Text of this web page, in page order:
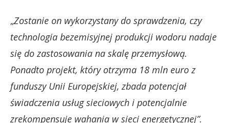
„Zostanie on wykorzystany do sprawdzenia, czy
technologia bezemisyjnej produkcji wodoru nadaje
się do zastosowania na skalę przemysłową.
Ponadto projekt, który otrzyma 18 mln euro z
funduszy Unii Europejskiej, zbada potencjał
świadczenia usług sieciowych i potencjalnie
zrekompensuje wahania w sieci energetycznej”.